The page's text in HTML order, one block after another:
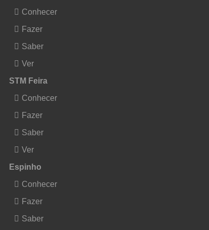
Conhecer
Fazer
Saber
Ver
STM Feira
Conhecer
Fazer
Saber
Ver
Espinho
Conhecer
Fazer
Saber